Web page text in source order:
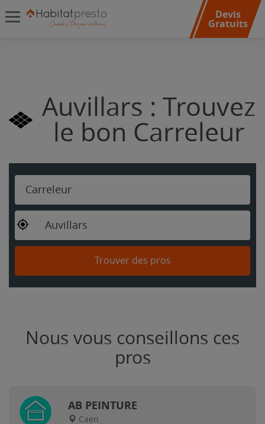
Devis
Gratuits
Auvillars : Trouvez
le bon Carreleur
Carreleur
Auvillars
Trouver des pros
Nous vous conseillons ces
pros
AB PEINTURE
Caen